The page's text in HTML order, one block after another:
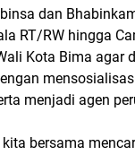
dan
RT/RW hingga
Kota Bima agar
menjadi agen
bersama